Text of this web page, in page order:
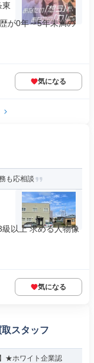
東
が0年～5年未満の
気になる
も応相談
以上 求める人物像
気になる
スタッフ
★ホワイト企業認